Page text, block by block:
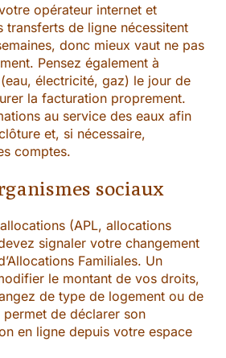
opérateur internet et
transferts de ligne nécessitent
donc mieux vaut ne pas
Pensez également à
électricité, gaz) le jour de
la facturation proprement.
au service des eaux afin
et, si nécessaire,
comptes.
sociaux
(APL, allocations
signaler votre changement
Familiales. Un
le montant de vos droits,
de type de logement ou de
de déclarer son
en ligne depuis votre espace